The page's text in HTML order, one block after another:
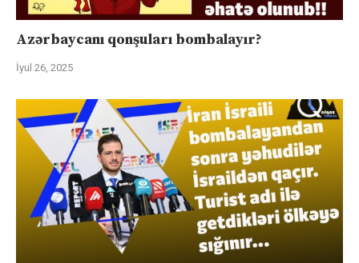
Azərbaycanı qonşuları bombalayır?
İyul 26, 2025